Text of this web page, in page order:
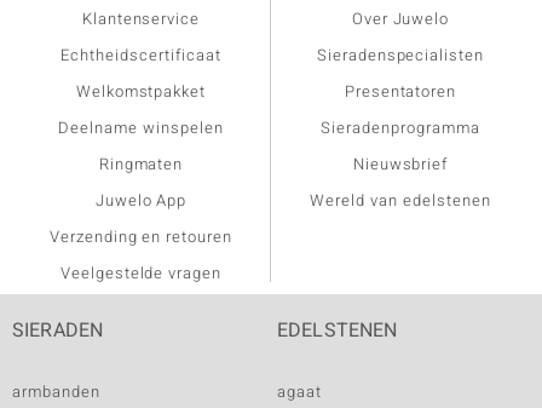
Klantenservice
Echtheidscertificaat
Welkomstpakket
Deelname winspelen
Ringmaten
Juwelo App
Verzending en retouren
Veelgestelde vragen
Over Juwelo
Sieradenspecialisten
Presentatoren
Sieradenprogramma
Nieuwsbrief
Wereld van edelstenen
SIERADEN
armbanden
EDELSTENEN
agaat